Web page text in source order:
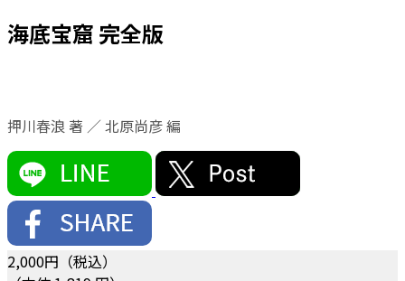
海底宝窟 完全版
押川春浪 著 ／ 北原尚彦 編
2,000円（税込）